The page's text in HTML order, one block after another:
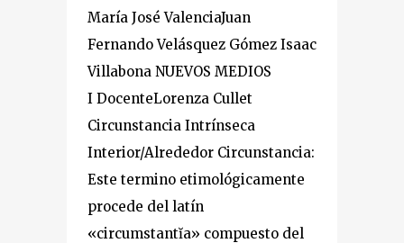
María José ValenciaJuan
Fernando Velásquez Gómez Isaac
Villabona NUEVOS MEDIOS
I DocenteLorenza Cullet
Circunstancia Intrínseca
Interior/Alrededor Circunstancia:
Este termino etimológicamente
procede del latín
«circumstantĭa» compuesto del